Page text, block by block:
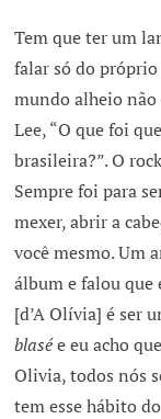
Tem que ter um
falar só do
mundo alheio não
Lee, “O que foi
brasileira?”. O
Sempre foi para
mexer, abrir a
você mesmo. Um
álbum e falou que
[d’A Olívia] é ser
blasée eu acho
Olivia, todos nós
tem esse hábito